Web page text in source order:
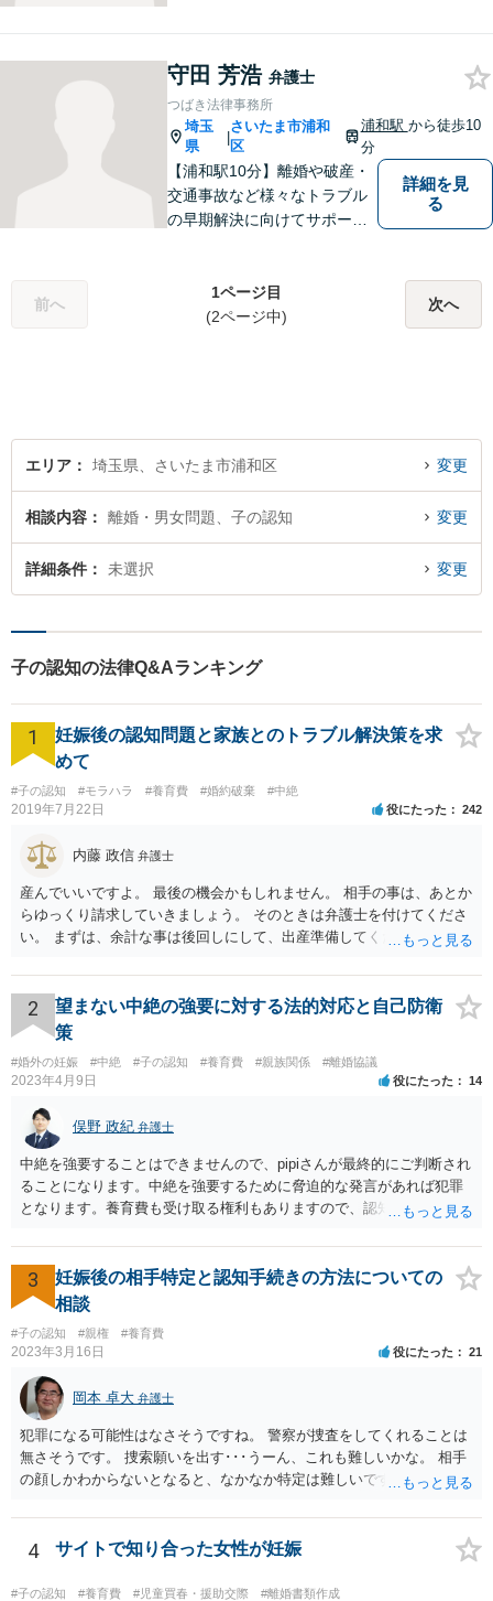
さいませ。【近隣駐車場あ
り】
守田 芳浩 弁護士
つばき法律事務所
埼玉
県
|
さいたま市浦和
区
浦和駅 から徒歩10
分
【浦和駅10分】離婚や破産・
交通事故など様々なトラブル
の早期解決に向けてサポート
分からない」という方も多い
と思いますが、皆さんが話し
詳細を見
る
前へ
1ページ目
(2ページ中)
次へ
エリア 埼玉県、さいたま市浦和区 変更
相談内容 離婚・男女問題、子の認知 変更
詳細条件 未選択 変更
子の認知の法律Q&Aランキング
1
妊娠後の認知問題と家族とのトラブル解決策を求
めて
#子の認知 #モラハラ #養育費 #婚約破棄 #中絶
2019年7月22日 役にたった 242
内藤 政信 弁護士
産んでいいですよ。 最後の機会かもしれません。 相手の事は、あとか
らゆっくり請求していきましょう。 そのときは弁護士を付けてくださ
い。 まずは、余計な事は後回しにして、出産準備してください。
2
望まない中絶の強要に対する法的対応と自己防衛
策
#婚外の妊娠 #中絶 #子の認知 #養育費 #親族関係 #離婚協議
2023年4月9日 役にたった 14
俣野 政紀 弁護士
中絶を強要することはできませんので、pipiさんが最終的にご判断され
ることになります。中絶を強要するために脅迫的な発言があれば犯罪
となります。養育費も受け取る権利もありますので、認知等につきお
勧めします。
3
妊娠後の相手特定と認知手続きの方法についての
相談
#子の認知 #親権 #養育費
2023年3月16日 役にたった 21
岡本 卓大 弁護士
犯罪になる可能性はなさそうですね。 警察が捜査をしてくれることは
無さそうです。 捜索願いを出す･･･うーん、これも難しいかな。 相手
の顔しかわからないとなると、なかなか特定は難しいですね。 お役に
4 サイトで知り合った女性が妊娠
#子の認知 #養育費 #児童買春・援助交際 #離婚書類作成